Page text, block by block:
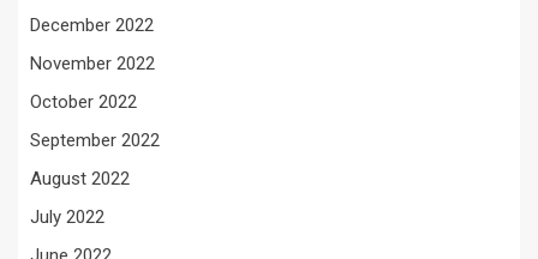
December 2022
November 2022
October 2022
September 2022
August 2022
July 2022